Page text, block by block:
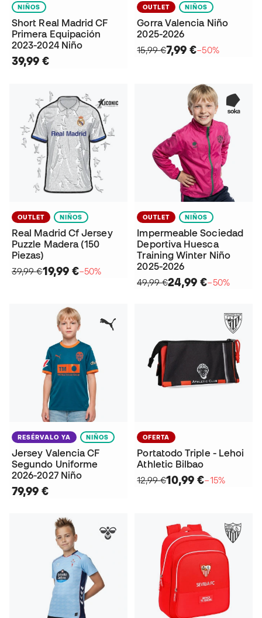
NIÑOS
Short Real Madrid CF
Primera Equipación
2023-2024 Niño
39,99 €
OUTLET NIÑOS
Gorra Valencia Niño
2025-2026
15,99 €7,99 €−50%
OUTLET NIÑOS
Real Madrid Cf Jersey
Puzzle Madera (150
Piezas)
39,99 €19,99 €−50%
OUTLET NIÑOS
Impermeable Sociedad
Deportiva Huesca
Training Winter Niño
2025-2026
49,99 €24,99 €−50%
RESÉRVALO YA NIÑOS
Jersey Valencia CF
Segundo Uniforme
2026-2027 Niño
79,99 €
OFERTA
Portatodo Triple - Lehoi
Athletic Bilbao
12,99 €10,99 €−15%